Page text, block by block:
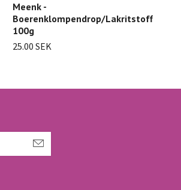
Meenk -
Boerenklompendrop/Lakritstofflor,
100g
25.00 SEK